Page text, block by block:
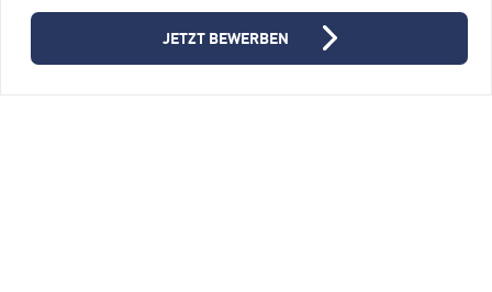
JETZT BEWERBEN
88457 Kirchdorf/Oberopfingen
Werkstudententätigkeit